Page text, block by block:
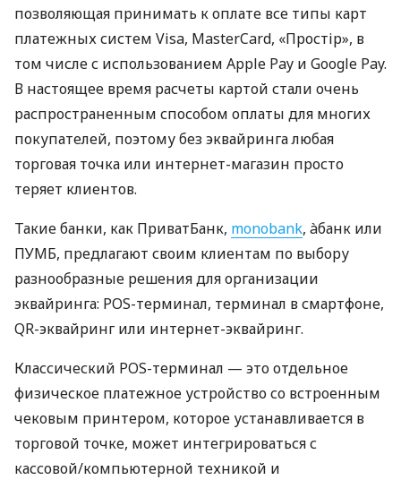
позволяющая принимать к оплате все типы карт
платежных систем Visa, MasterCard, «Простір», в
том числе с использованием Apple Pay и Google Pay.
В настоящее время расчеты картой стали очень
распространенным способом оплаты для многих
покупателей, поэтому без эквайринга любая
торговая точка или интернет-магазин просто
теряет клиентов.
Такие банки, как ПриватБанк, monobank, àбанк или
ПУМБ, предлагают своим клиентам по выбору
разнообразные решения для организации
эквайринга: POS-терминал, терминал в смартфоне,
QR-эквайринг или интернет-эквайринг.
Классический POS-терминал — это отдельное
физическое платежное устройство со встроенным
чековым принтером, которое устанавливается в
торговой точке, может интегрироваться с
кассовой/компьютерной техникой и